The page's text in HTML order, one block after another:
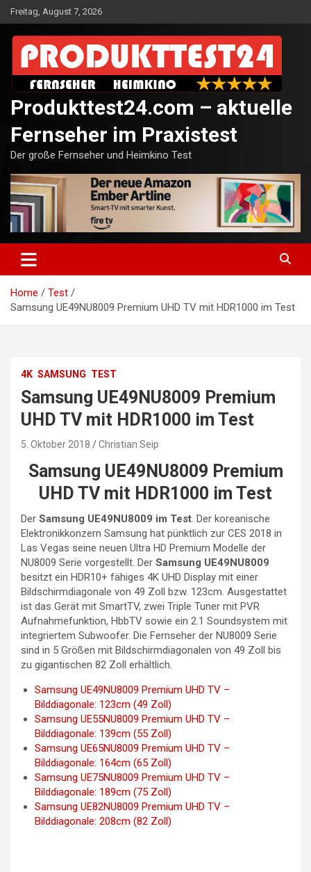
Skip
to
content
Freitag, August 7, 2026
Produkttest24.com – aktuelle
Fernseher im Praxistest
Der große Fernseher und Heimkino Test
Home
Test
Samsung UE49NU8009 Premium UHD TV mit HDR1000 im Test
4K SAMSUNG TEST
Samsung UE49NU8009 Premium
UHD TV mit HDR1000 im Test
5. Oktober 2018 Christian Seip
Samsung UE49NU8009 Premium
UHD TV mit HDR1000 im Test
Der Samsung UE49NU8009 im Test. Der koreanische
Elektronikkonzern Samsung hat pünktlich zur CES 2018 in
Las Vegas seine neuen Ultra HD Premium Modelle der
NU8009 Serie vorgestellt. Der Samsung UE49NU8009
besitzt ein HDR10+ fähiges 4K UHD Display mit einer
Bildschirmdiagonale von 49 Zoll bzw. 123cm. Ausgestattet
ist das Gerät mit SmartTV, zwei Triple Tuner mit PVR
Aufnahmefunktion, HbbTV sowie ein 2.1 Soundsystem mit
integriertem Subwoofer. Die Fernseher der NU8009 Serie
sind in 5 Größen mit Bildschirmdiagonalen von 49 Zoll bis
zu gigantischen 82 Zoll erhältlich.
Samsung UE49NU8009 Premium UHD TV –
Bilddiagonale: 123cm (49 Zoll)
Samsung UE55NU8009 Premium UHD TV –
Bilddiagonale: 139cm (55 Zoll)
Samsung UE65NU8009 Premium UHD TV –
Bilddiagonale: 164cm (65 Zoll)
Samsung UE75NU8009 Premium UHD TV –
Bilddiagonale: 189cm (75 Zoll)
Samsung UE82NU8009 Premium UHD TV –
Bilddiagonale: 208cm (82 Zoll)